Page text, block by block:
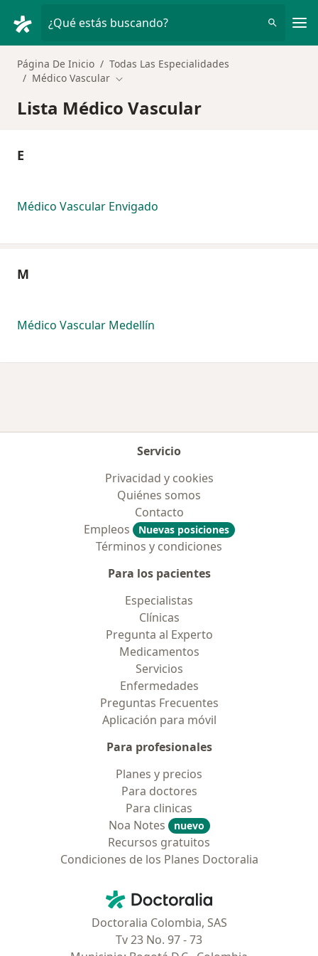
¿Qué estás buscando?
Página De Inicio
Todas Las Especialidades
Médico Vascular Cambiar de ciudad
Lista Médico Vascular
E
Médico Vascular Envigado
M
Médico Vascular Medellín
Servicio
Privacidad y cookies
Quiénes somos
Contacto
Empleos
Nuevas posiciones
Términos y condiciones
Para los pacientes
Especialistas
Clínicas
Pregunta al Experto
Medicamentos
Servicios
Enfermedades
Preguntas Frecuentes
Aplicación para móvil
Para profesionales
Planes y precios
Para doctores
Para clinicas
Noa Notes
nuevo
Recursos gratuitos
Condiciones de los Planes Doctoralia
Doctoralia - Página de inicio
Doctoralia Colombia, SAS
Tv 23 No. 97 - 73